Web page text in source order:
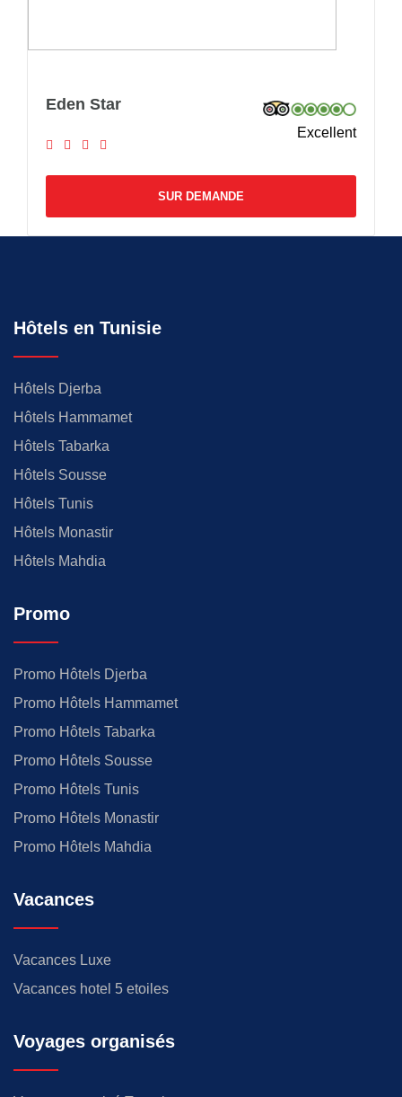
Eden Star
Excellent
SUR DEMANDE
Hôtels en Tunisie
Hôtels Djerba
Hôtels Hammamet
Hôtels Tabarka
Hôtels Sousse
Hôtels Tunis
Hôtels Monastir
Hôtels Mahdia
Promo
Promo Hôtels Djerba
Promo Hôtels Hammamet
Promo Hôtels Tabarka
Promo Hôtels Sousse
Promo Hôtels Tunis
Promo Hôtels Monastir
Promo Hôtels Mahdia
Vacances
Vacances Luxe
Vacances hotel 5 etoiles
Voyages organisés